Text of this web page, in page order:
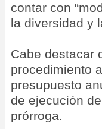
contar con
la diversidad y
Cabe destacar
procedimiento
presupuesto
de ejecución
prórroga.